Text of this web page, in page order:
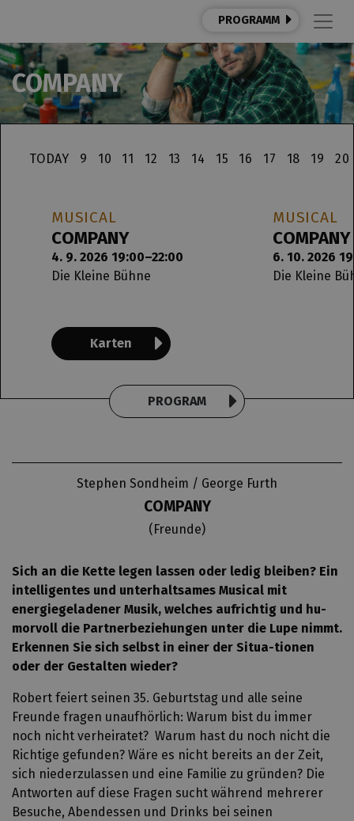
PROGRAMM
COMPANY
TODAY 9 10 11 12 13 14 15 16 17 18 19 20
MUSICAL
COMPANY
4. 9. 2026 19:00–22:00
Die Kleine Bühne
Karten
MUSICAL
COMPANY
6. 10. 2026
Die Kleine
PROGRAM
Stephen Sondheim / George Furth
COMPANY
(Freunde)
Sich an die Kette legen lassen oder ledig bleiben? Ein
intelligentes und unterhaltsames Musical mit
energiegeladener Musik, welches aufrichtig und hu-
morvoll die Partnerbeziehungen unter die Lupe nimmt.
Erkennen Sie sich selbst in einer der Situa-tionen
oder der Gestalten wieder?
Robert feiert seinen 35. Geburtstag und alle seine
Freunde fragen unaufhörlich: Warum bist du immer
noch nicht verheiratet? Warum hast du noch nicht die
Richtige gefunden? Wäre es nicht bereits an der Zeit,
sich niederzulassen und eine Familie zu gründen? Die
Antworten auf diese Fragen sucht während mehrerer
Besuche, Abendessen und Drinks bei seinen